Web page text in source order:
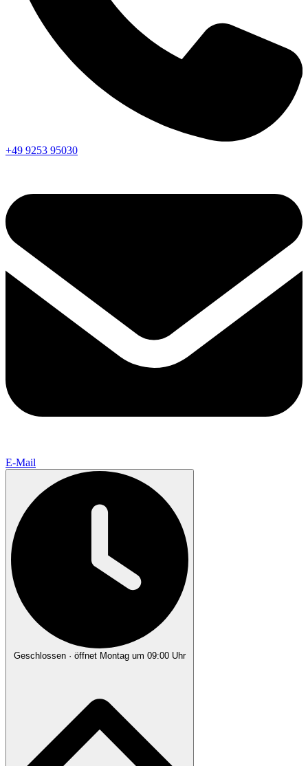
+49 9253 95030
E-Mail
Geschlossen · öffnet Montag um 09:00 Uhr